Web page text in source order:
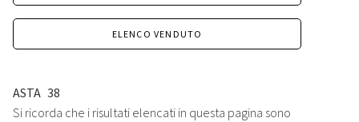
ELENCO VENDUTO
ASTA 38
Si ricorda che i risultati elencati in questa pagina sono